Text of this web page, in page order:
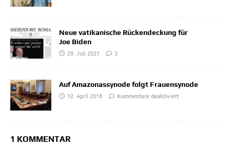
Neue vatikanische Rückendeckung für
Joe Biden
29. Juli 2021
3
Auf Amazonassynode folgt Frauensynode
12. April 2018
Kommentare deaktiviert
1 KOMMENTAR